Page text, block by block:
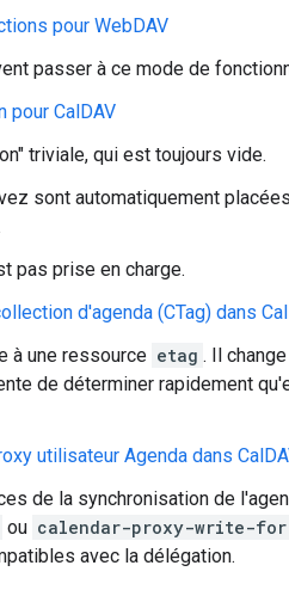
pour WebDAV
passer à ce mode de
pour CalDAV
triviale, qui est toujours vide.
sont automatiquement
pas prise en charge.
d'agenda (CTag) dans
à une ressource etag . Il
de déterminer rapidement
utilisateur Agenda dans
de la synchronisation de
ou calendar-proxy-write-for
avec la délégation.